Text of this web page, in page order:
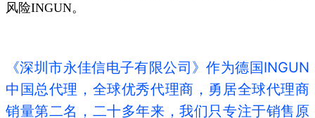
风险INGUN。
《深圳市永佳信电子有限公司》作为德国INGUN
中国总代理，全球优秀代理商，勇居全球代理商
销量第二名，二十多年来，我们只专注于销售原